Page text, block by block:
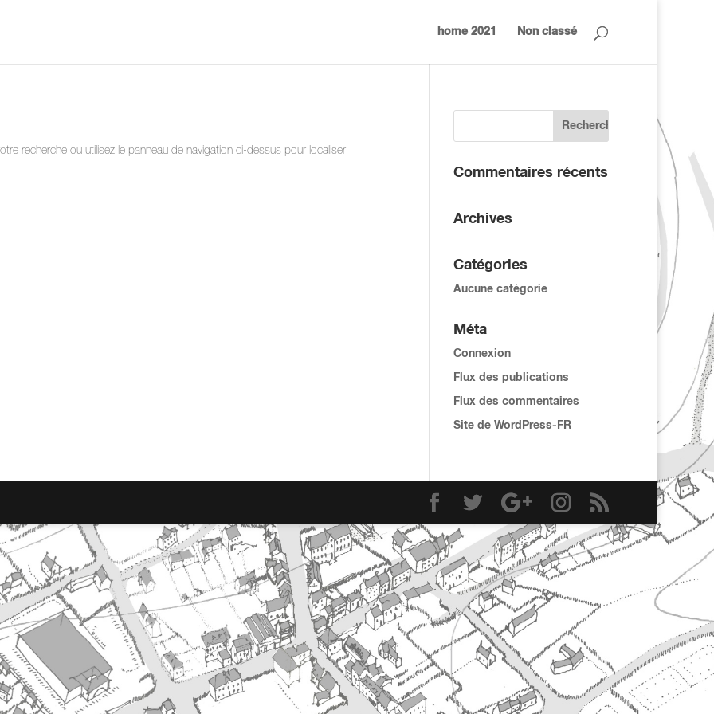
home 2021 Non classé
recherche ou utilisez le panneau de navigation ci-dessus pour localiser
Commentaires récents
Archives
Catégories
Aucune catégorie
Méta
Connexion
Flux des publications
Flux des commentaires
Site de WordPress-FR